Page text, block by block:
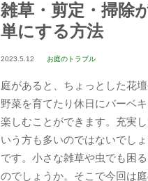
雑草・剪定・掃除
単にする方法
2023.5.12 お庭のトラブル
庭があると、ちょっとした花
野菜を育てたり休日にバーベ
楽しむことができます。充実
いう方も多いのではないでし
です。小さな雑草や虫でも困
のでしょうか。そこで今回は